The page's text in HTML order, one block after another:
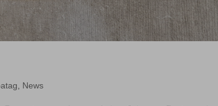
, News